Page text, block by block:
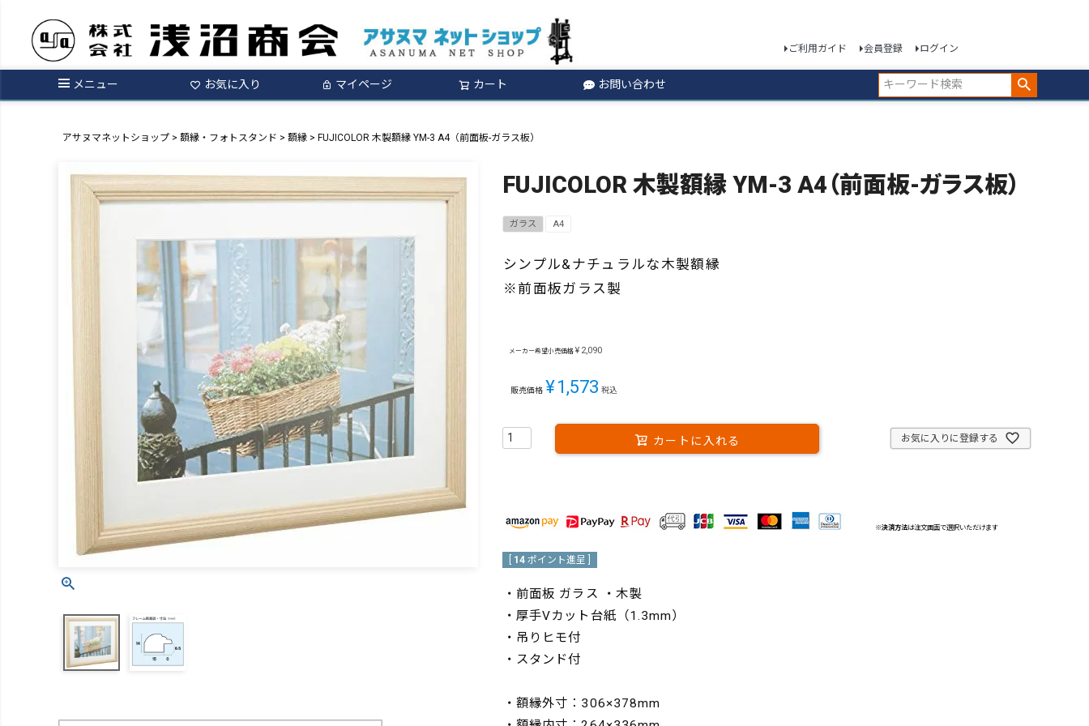
ご利用ガイド 会員登録 ログイン
メニュー お気に入り マイページ カート お問い合わせ
検索
アサヌマネットショップ 額縁・フォトスタンド 額縁 FUJICOLOR 木製額縁 YM-3 A4（前面板-ガラス板）
FUJICOLOR 木製額縁 YM-3 A4（前面板-ガラス板）
ガラス A4
シンプル&ナチュラルな木製額縁
※前面板ガラス製
メーカー希望小売価格 ¥ 2,090
販売価格 ¥1,573 税込
お気に入りに登録する
カートに入れる
※決済方法は注文画面で選択いただけます
14 ポイント進呈 ]
・前面板 ガラス ・木製
・厚手Vカット台紙（1.3mm）
・吊りヒモ付
・スタンド付
・額縁外寸：306×378mm